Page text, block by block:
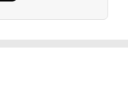
の歩き方A ヨーロッ
ョン 山善] 傘みたいに
ト 透けない【換気